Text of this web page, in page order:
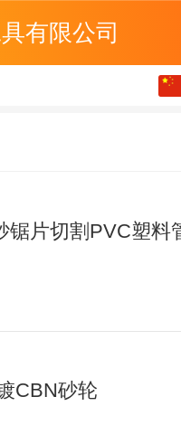
有限公司
锯片切割PVC塑料
CBN砂轮